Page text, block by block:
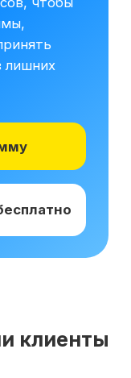
клиенты